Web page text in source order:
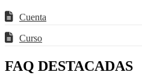
Cuenta
Curso
FAQ DESTACADAS